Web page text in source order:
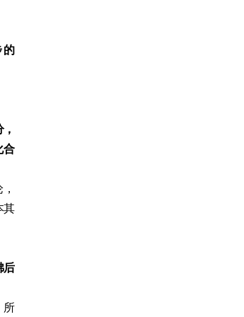
的
合
其
后
所